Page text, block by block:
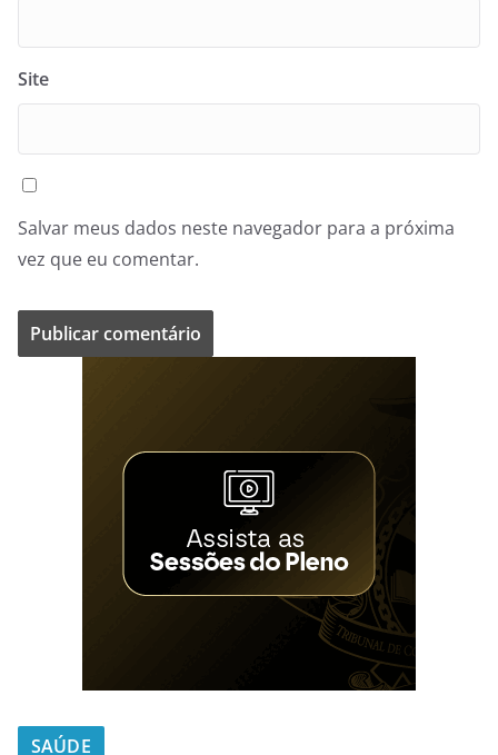
Site
Salvar meus dados neste navegador para a próxima
vez que eu comentar.
SAÚDE